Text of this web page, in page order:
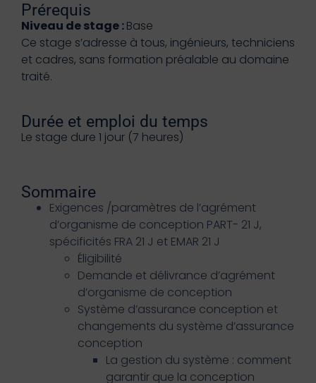
Prérequis
Niveau de stage :Base
Ce stage s’adresse à tous, ingénieurs, techniciens
et cadres, sans formation préalable au domaine
traité.
Durée et emploi du temps
Le stage dure 1 jour (7 heures)
Sommaire
Exigences /paramètres de l’agrément
d’organisme de conception PART- 21 J,
spécificités FRA 21 J et EMAR 21 J
Éligibilité
Demande et délivrance d’agrément
d’organisme de conception
Système d’assurance conception et
changements du système d’assurance
conception
La gestion du système : comment
garantir que la conception